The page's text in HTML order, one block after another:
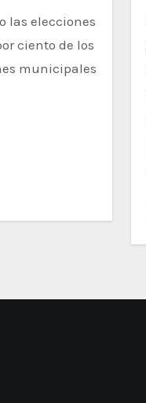
ciento de los
municipales